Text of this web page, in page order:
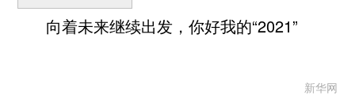
向着未来继续出发，你好我的“2021”
新华网